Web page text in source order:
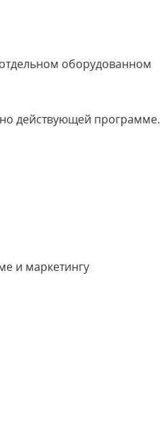
оборудованном
действующей программе.
и маркетингу